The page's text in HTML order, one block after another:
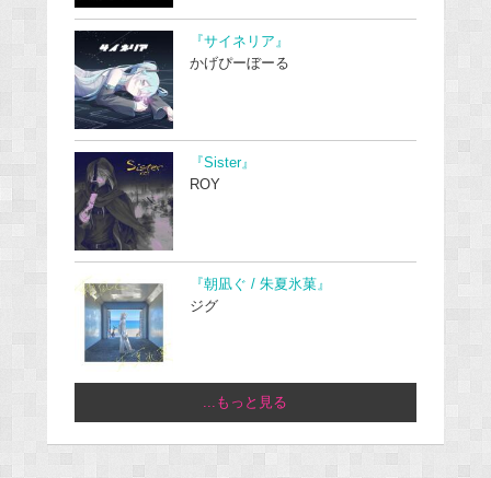
『サイネリア』
かげぴーぼーる
『Sister』
ROY
『朝凪ぐ / 朱夏氷菓』
ジグ
...もっと見る